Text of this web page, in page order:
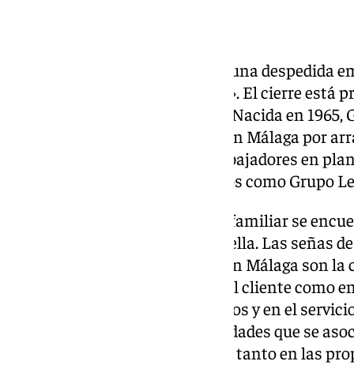
El grupo Lepanto ya trabaja en una despedida
merece tantos años de historia». El cierre está
próximo 27 de octubre de 2024. Nacida en
mejores empresas de catering en Málaga por
actualmente cuenta con 45 trabajadores en
creador de lo que hoy conocemos como Grupo
El origen de esta gran empresa familiar se
pequeño local ubicado en Marbella. Las señas
de otras empresas de catering en Málaga son
de la palabra: tanto en el trato al cliente como
se sirven en sus establecimientos y en el
elegancia son otras de las cualidades que se
Lepanto, algo que se demuestra tanto en las